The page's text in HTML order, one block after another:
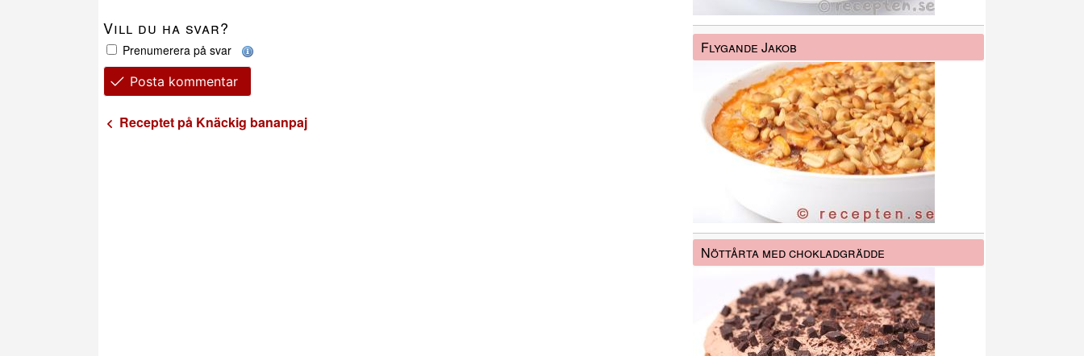
Vill du ha svar?
Prenumerera på svar
Posta kommentar
Receptet på Knäckig bananpaj
Flygande Jakob
Nöttårta med chokladgrädde